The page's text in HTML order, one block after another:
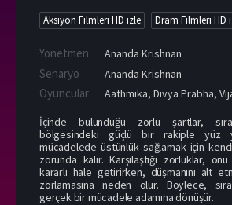
Aksiyon Filmleri HD izle Dram Filmleri HD
Yönetmen Ananda Krishnan
Senaryo Ananda Krishnan
Oyuncular Aathmika, Divya Prabha,
İçinde bulunduğu zorlu şartlar,
bölgesindeki güçlü bir rakiple yüz
mücadelede üstünlük sağlamak için
zorunda kalır. Karşılaştığı zorluklar,
kararlı hale getirirken, düşmanını alt
zorlamasına neden olur. Böylece,
gerçek bir mücadele adamına dönüşür.